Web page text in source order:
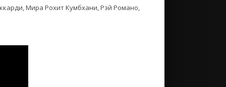
Мира Рохит Кумбхани, Рэй Романо,